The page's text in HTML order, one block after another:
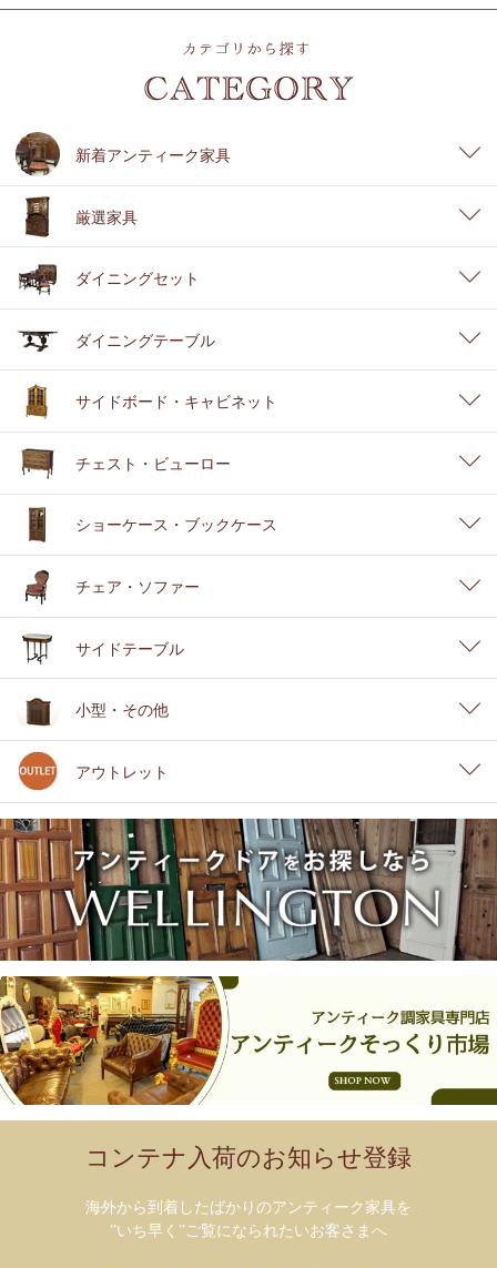
新着アンティーク家具
厳選家具
ダイニングセット
ダイニングテーブル
サイドボード・キャビネット
チェスト・ビューロー
ショーケース・ブックケース
チェア・ソファー
サイドテーブル
小型・その他
アウトレット
コンテナ入荷のお知らせ登録
海外から到着したばかりのアンティーク家具を
”いち早く”ご覧になられたいお客さまへ